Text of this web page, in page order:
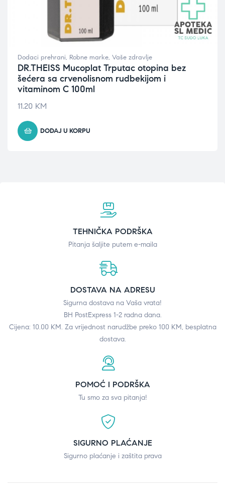
Dodaci prehrani, Robne marke, Vaše zdravlje
DR.THEISS Mucoplat Trputac otopina bez
šećera sa crvenolisnom rudbekijom i
vitaminom C 100ml
11.20 KM
DODAJ U KORPU
TEHNIČKA PODRŠKA
Pitanja šaljite putem e-maila
DOSTAVA NA ADRESU
Sigurna dostava na Vaša vrata!
BH PostExpress 1-2 radna dana.
Cijena: 10.00 KM. Za vrijednost narudžbe preko 100 KM, besplatna
dostava.
POMOĆ I PODRŠKA
Tu smo za sva pitanja!
SIGURNO PLAĆANJE
Sigurno plaćanje i zaštita prava